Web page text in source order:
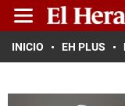
INICIO EH PLUS